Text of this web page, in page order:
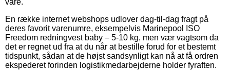
En række internet webshops udlover dag-til-dag fragt på
deres favorit varenumre, eksempelvis Marinepool ISO
Freedom redningvest baby – 5-10 kg, men vær vagtsom da
det er regnet ud fra at du når at bestille forud for et bestemt
tidspunkt, sådan at de højst sandsynligt kan nå at få ordren
ekspederet forinden logistikmedarbejderne holder fyraften.